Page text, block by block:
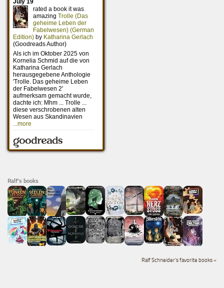
Ralf's books
Ralf Schneider's favorite books »